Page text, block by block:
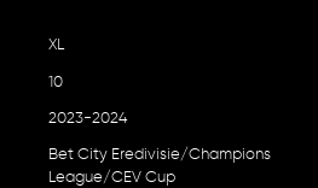
XL
10
2023-2024
Bet City Eredivisie/Champions
League/CEV Cup